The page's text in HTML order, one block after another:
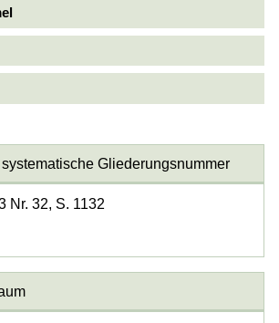
Gliederungsnummer
Nr. 32, S. 1132